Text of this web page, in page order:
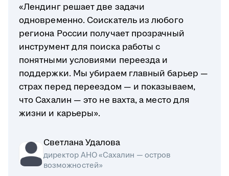
«Лендинг решает две задачи
одновременно. Соискатель из любого
региона России получает прозрачный
инструмент для поиска работы с
понятными условиями переезда и
поддержки. Мы убираем главный барьер —
страх перед переездом — и показываем,
что Сахалин — это не вахта, а место для
жизни и карьеры».
Светлана Удалова
директор АНО «Сахалин — остров
возможностей»